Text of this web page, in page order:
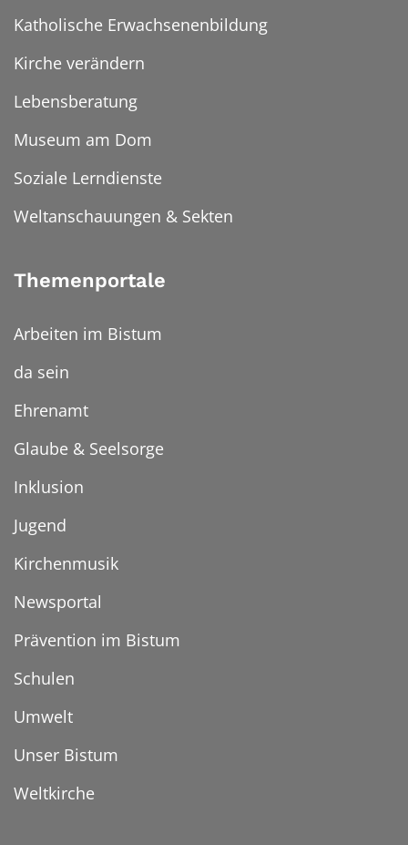
Katholische Erwachsenenbildung
Kirche verändern
Lebensberatung
Museum am Dom
Soziale Lerndienste
Weltanschauungen & Sekten
Themenportale
Arbeiten im Bistum
da sein
Ehrenamt
Glaube & Seelsorge
Inklusion
Jugend
Kirchenmusik
Newsportal
Prävention im Bistum
Schulen
Umwelt
Unser Bistum
Weltkirche